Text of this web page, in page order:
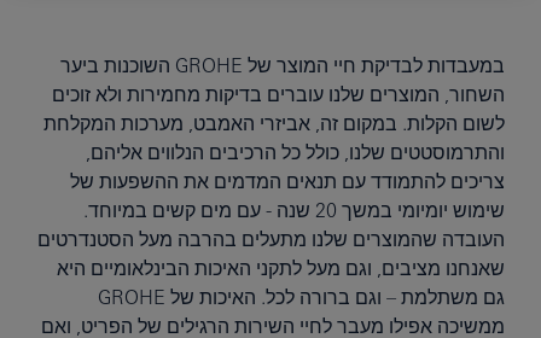
במעבדות לבדיקת חיי המוצר של GROHE השוכנות ביער
השחור, המוצרים שלנו עוברים בדיקות מחמירות ולא זוכים
לשום הקלות. במקום זה, אביזרי האמבט, מערכות המקלחת
והתרמוסטטים שלנו, כולל כל הרכיבים הנלווים אליהם,
צריכים להתמודד עם תנאים המדמים את ההשפעות של
שימוש יומיומי במשך 20 שנה - עם מים קשים במיוחד.
העובדה שהמוצרים שלנו מתעלים בהרבה מעל הסטנדרטים
שאנחנו מציבים, וגם מעל לתקני האיכות הבינלאומיים היא
גם משתלמת – וגם ברורה לכל. האיכות של GROHE
ממשיכה אפילו מעבר לחיי השירות הרגילים של הפריט, ואם